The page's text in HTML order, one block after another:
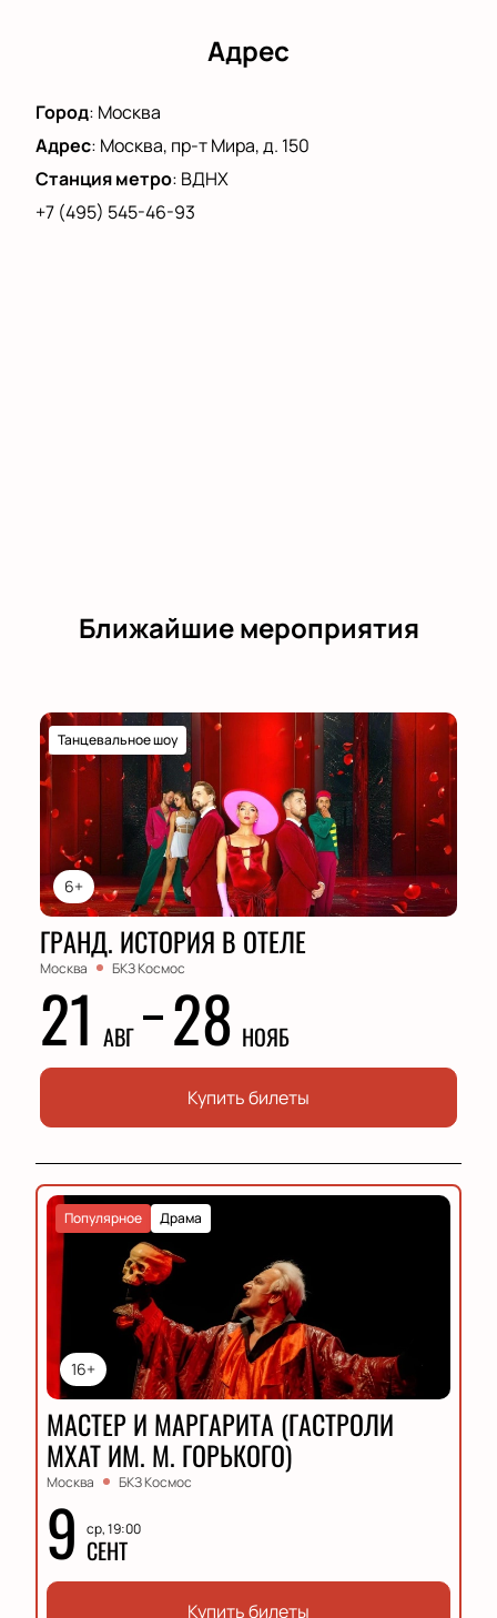
Адрес
Город: Москва
Адрес: Москва, пр-т Мира, д. 150
Станция метро: ВДНХ
+7 (495) 545-46-93
Ближайшие мероприятия
6+
Танцевальное шоу
ГРАНД. ИСТОРИЯ В ОТЕЛЕ
Москва БКЗ Космос
21 АВГ 28 НОЯБ
Купить билеты
16+
Драма
Популярное
МАСТЕР И МАРГАРИТА (ГАСТРОЛИ
МХАТ ИМ. М. ГОРЬКОГО)
Москва БКЗ Космос
9 ср, 19:00
СЕНТ
Купить билеты